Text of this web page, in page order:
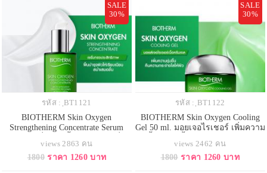
SALE
30%
รหัส : ฺBT1121
BIOTHERM Skin Oxygen
Strengthening Concentrate Serum
ส่วนผสมของสาหร่าย Chlorella
Algae ปลอบประโลมและฟื้นบำรุงให้
views 2863 คน
1800 ราคา 1260 บาท
SALE
30%
รหัส : ฺBT1122
BIOTHERM Skin Oxygen Cooling
Gel 50 ml. มอยเจอไรเชอร์ เพิ่มความ
ผิว เพิ่มความสดชื่น ช่วยให้ผิวนุ่ม
คืนความกระจ่างใสให้ผิวดูโกลว์
views 2462 คน
1800 ราคา 1260 บาท